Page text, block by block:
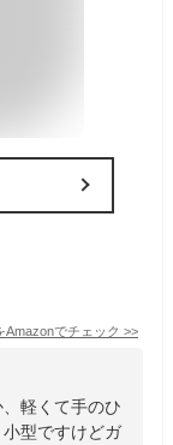
Amazonでチェック >>
軽くて手のひ
型ですけどガ